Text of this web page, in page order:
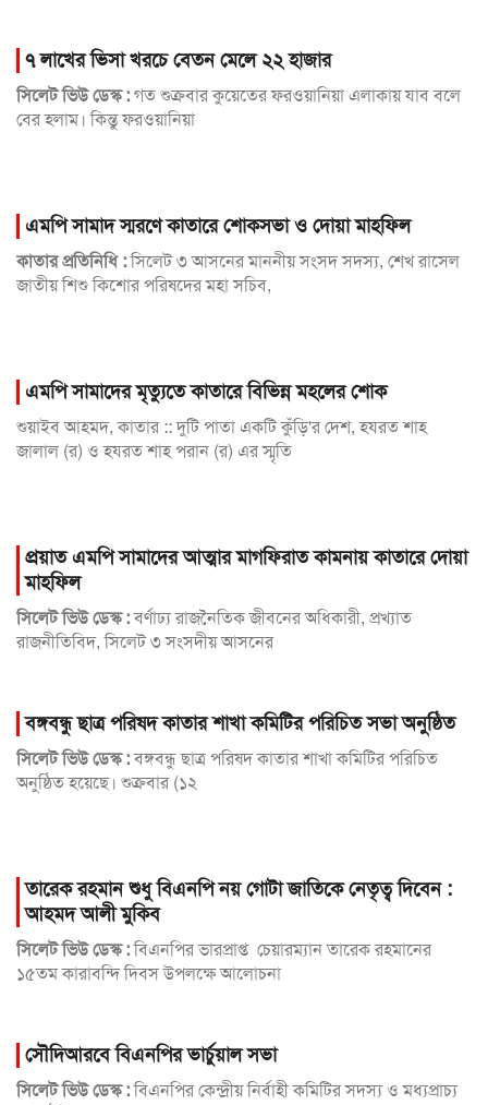
৭ লাখের ভিসা খরচে বেতন মেলে ২২ হাজার
সিলেট ভিউ ডেস্ক :গত শুক্রবার কুয়েতের ফরওয়ানিয়া এলাকায় যাব বলে
বের হলাম। কিন্তু ফরওয়ানিয়া
এমপি সামাদ স্মরণে কাতারে শোকসভা ও দোয়া মাহফিল
কাতার প্রতিনিধি :সিলেট ৩ আসনের মাননীয় সংসদ সদস্য, শেখ রাসেল
জাতীয় শিশু কিশোর পরিষদের মহা সচিব,
এমপি সামাদের মৃত্যুতে কাতারে বিভিন্ন মহলের শোক
শুয়াইব আহমদ, কাতার :: দুটি পাতা একটি কুঁড়ি'র দেশ, হযরত শাহ
জালাল (র) ও হযরত শাহ পরান (র) এর স্মৃতি
প্রয়াত এমপি সামাদের আত্মার মাগফিরাত কামনায় কাতারে দোয়া
মাহফিল
সিলেট ভিউ ডেস্ক :বর্ণাঢ্য রাজনৈতিক জীবনের অধিকারী, প্রখ্যাত
রাজনীতিবিদ, সিলেট ৩ সংসদীয় আসনের
বঙ্গবন্ধু ছাত্র পরিষদ কাতার শাখা কমিটির পরিচিত সভা অনুষ্ঠিত
সিলেট ভিউ ডেস্ক :বঙ্গবন্ধু ছাত্র পরিষদ কাতার শাখা কমিটির পরিচিত
অনুষ্ঠিত হয়েছে। শুক্রবার (১২
তারেক রহমান শুধু বিএনপি নয় গোটা জাতিকে নেতৃত্ব দিবেন :
আহমদ আলী মুকিব
সিলেট ভিউ ডেস্ক :বিএনপির ভারপ্রাপ্ত চেয়ারম্যান তারেক রহমানের
১৫তম কারাবন্দি দিবস উপলক্ষে আলোচনা
সৌদিআরবে বিএনপির ভার্চুয়াল সভা
সিলেট ভিউ ডেস্ক :বিএনপির কেন্দ্রীয় নির্বাহী কমিটির সদস্য ও মধ্যপ্রাচ্য